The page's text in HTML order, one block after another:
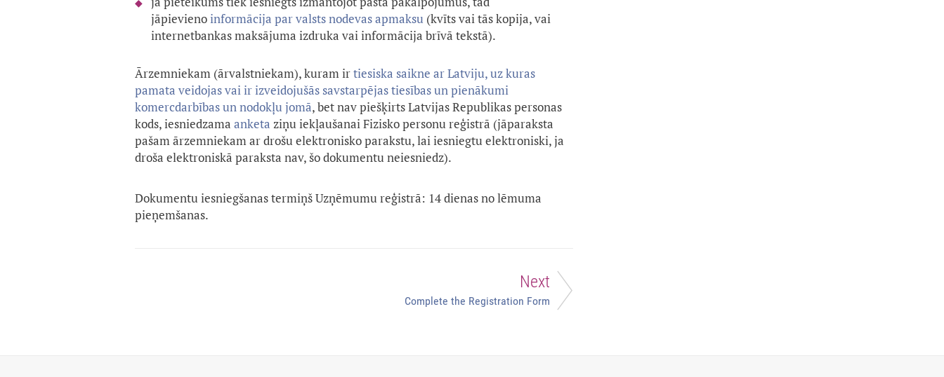
jāpievienoinformācija par valsts nodevas apmaksu (kvīts vai tās kopija, vai
internetbankas maksājuma izdruka vai informācija brīvā tekstā).
Ārzemniekam (ārvalstniekam), kuram irtiesiska saikne ar Latviju, uz kuras
pamata veidojas vai ir izveidojušās savstarpējas tiesības un pienākumi
komercdarbības un nodokļu jomā, bet nav piešķirts Latvijas Republikas personas
kods, iesniedzama anketa ziņu iekļaušanai Fizisko personu reģistrā (jāparaksta
pašam ārzemniekam ar drošu elektronisko parakstu, lai iesniegtu elektroniski, ja
droša elektroniskā paraksta nav, šo dokumentu neiesniedz).
Dokumentu iesniegšanas termiņš Uzņēmumu reģistrā: 14 dienas no lēmuma
pieņemšanas.
Next
Complete the Registration Form